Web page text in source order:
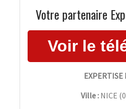
Votre partenaire
EXPERTISE
Ville : NICE (